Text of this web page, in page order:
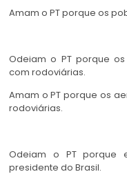
Amam o PT porque os
Odeiam o PT porque
com rodoviárias.
Amam o PT porque os
rodoviárias.
Odeiam o PT porque
presidente do Brasil.